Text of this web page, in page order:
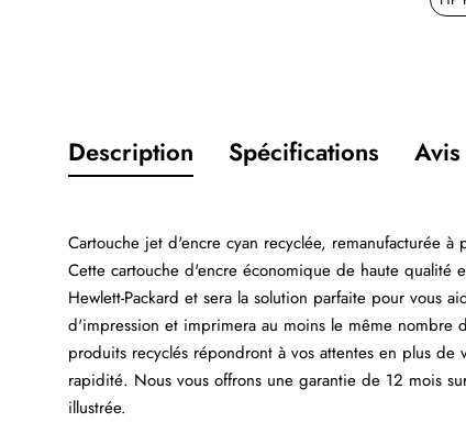
Description Spécifications Avis
Cartouche jet d'encre cyan recyclée, remanufacturée
Cette cartouche d'encre économique de haute qualité
Hewlett-Packard et sera la solution parfaite pour vous
d'impression et imprimera au moins le même nombre
produits recyclés répondront à vos attentes en plus
rapidité. Nous vous offrons une garantie de 12 mois
illustrée.